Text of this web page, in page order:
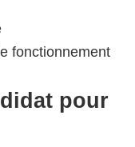
fonctionnement
pour